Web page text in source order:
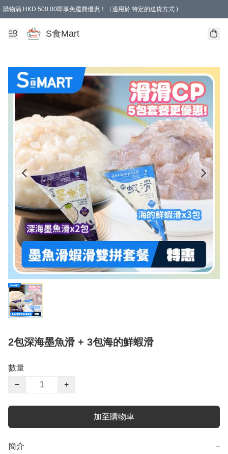
購物滿 HKD 500.00即享免運費優惠！（適用於 特定的送貨方式 )
S食Mart
2包深海墨魚滑 + 3包海的鮮蝦滑
數量
−
+
加至購物車
簡介 −